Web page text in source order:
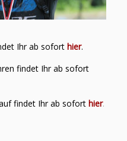
Ihr ab sofort hier.
findet Ihr ab sofort
findet Ihr ab sofort hier.